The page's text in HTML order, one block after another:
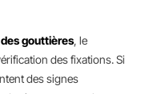
gouttières, le
des fixations. Si
des signes